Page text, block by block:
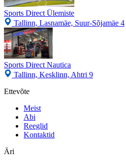
Sports Direct Ülemiste
Tallinn, Lasnamäe, Suur-Sõjamäe 4
Sports Direct Nautica
Tallinn, Kesklinn, Ahtri 9
Ettevõte
Meist
Abi
Reeglid
Kontaktid
Äri